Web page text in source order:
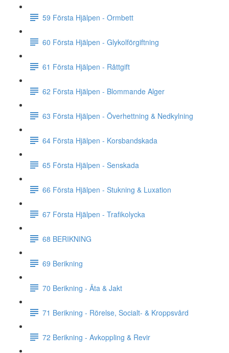
59 Första Hjälpen - Ormbett
60 Första Hjälpen - Glykolförgiftning
61 Första Hjälpen - Råttgift
62 Första Hjälpen - Blommande Alger
63 Första Hjälpen - Överhettning & Nedkylning
64 Första Hjälpen - Korsbandskada
65 Första Hjälpen - Senskada
66 Första Hjälpen - Stukning & Luxation
67 Första Hjälpen - Trafikolycka
68 BERIKNING
69 Berikning
70 Berikning - Äta & Jakt
71 Berikning - Rörelse, Socialt- & Kroppsvård
72 Berikning - Avkoppling & Revir